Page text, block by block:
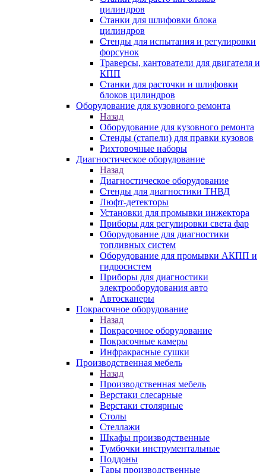
цилиндров
Станки для шлифовки блока
цилиндров
Стенды для испытания и регулировки
форсунок
Траверсы, кантователи для двигателя и
КПП
Станки для расточки и шлифовки
блоков цилиндров
Оборудование для кузовного ремонта
Назад
Оборудование для кузовного ремонта
Стенды (стапели) для правки кузовов
Рихтовочные наборы
Диагностическое оборудование
Назад
Диагностическое оборудование
Стенды для диагностики ТНВД
Люфт-детекторы
Установки для промывки инжектора
Приборы для регулировки света фар
Оборудование для диагностики
топливных систем
Оборудование для промывки АКПП и
гидросистем
Приборы для диагностики
электрооборудования авто
Автосканеры
Покрасочное оборудование
Назад
Покрасочное оборудование
Покрасочные камеры
Инфракрасные сушки
Производственная мебель
Назад
Производственная мебель
Верстаки слесарные
Верстаки столярные
Столы
Стеллажи
Шкафы производственные
Тумбочки инструментальные
Поддоны
Тары производственные